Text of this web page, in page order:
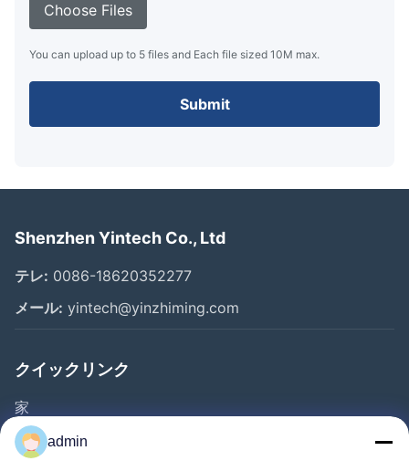
Choose Files
You can upload up to 5 files and Each file sized 10M max.
Submit
Shenzhen Yintech Co., Ltd
テレ: 0086-18620352277
メール: yintech@yinzhiming.com
クイックリンク
家
プロダクト
admin